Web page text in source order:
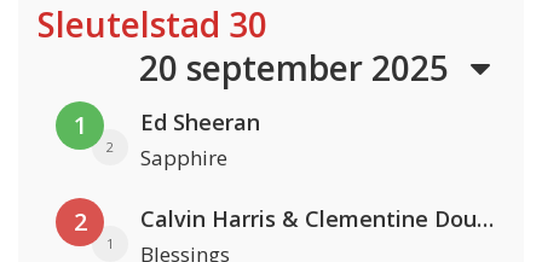
Sleutelstad 30
20 september 2025
1
2
Ed Sheeran
Sapphire
2
1
Calvin Harris & Clementine Douglas
Blessings